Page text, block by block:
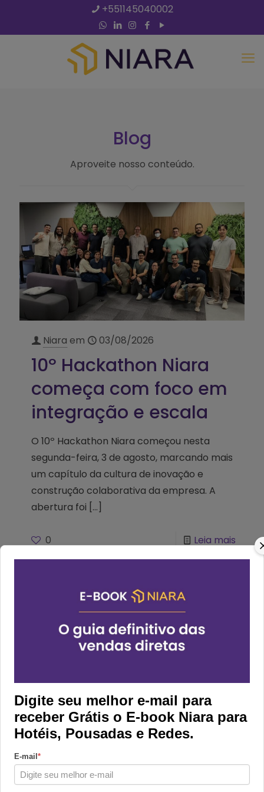
+551145040002
Blog
Aproveite nosso conteúdo.
Niara em 03/08/2026
10º Hackathon Niara
começa com foco em
integração e escala
O 10º Hackathon Niara começou nesta
segunda-feira, 3 de agosto, marcando mais
um capítulo da cultura de inovação e
construção colaborativa da empresa. A
abertura foi […]
0 Leia mais
Niaraem 21/07/2026
Recupere reservas
abandonadas com a
integração Asksuite
Digite seu melhor e-mail para
receber Grátis o E-book Niara para
Hotéis, Pousadas e Redes.
E-mail *